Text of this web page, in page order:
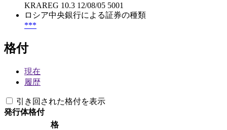
KRAREG 10.3 12/08/05 5001
ロシア中央銀行による証券の種類
***
格付
現在
履歴
引き回された格付を表示
発行体格付
格